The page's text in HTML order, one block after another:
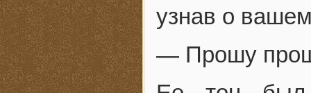
узнав о
— Прошу